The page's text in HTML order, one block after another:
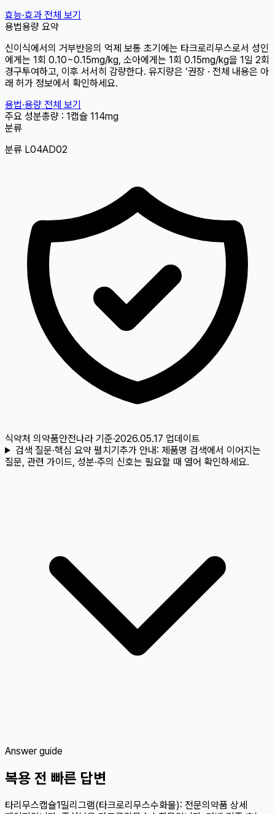
효능·효과 전체 보기
용법용량 요약
신이식에서의 거부반응의 억제 보통 초기에는 타크로리무스로서 성인
에게는 1회 0.10~0.15mg/kg, 소아에게는 1회 0.15mg/kg을 1일 2회
경구투여하고, 이후 서서히 감량한다. 유지량은 ‘권장 · 전체 내용은 아
래 허가 정보에서 확인하세요.
용법·용량 전체 보기
주요 성분총량 : 1캡슐 114mg
분류
분류 L04AD02
식약처 의약품안전나라 기준·2026.05.17 업데이트
검색 질문·핵심 요약 펼치기추가 안내: 제품명 검색에서 이어지는
질문, 관련 가이드, 성분·주의 신호는 필요할 때 열어 확인하세요.
Answer guide
복용 전 빠른 답변
타리무스캡슐1밀리그램(타크로리무스수화물): 전문의약품 상세